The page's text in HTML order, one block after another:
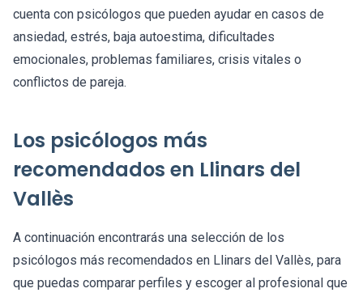
cuenta con psicólogos que pueden ayudar en casos de
ansiedad, estrés, baja autoestima, dificultades
emocionales, problemas familiares, crisis vitales o
conflictos de pareja.
Los psicólogos más
recomendados en Llinars del
Vallès
A continuación encontrarás una selección de los
psicólogos más recomendados en Llinars del Vallès, para
que puedas comparar perfiles y escoger al profesional que